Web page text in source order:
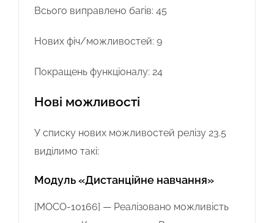
Всього виправлено багів: 45
Нових фіч/можливостей: 9
Покращень функціоналу: 24
Нові можливості
У списку нових можливостей релізу 23.5
виділимо такі:
Модуль «Дистанційне навчання»
[MOCO-10166] — Реалізовано можливість